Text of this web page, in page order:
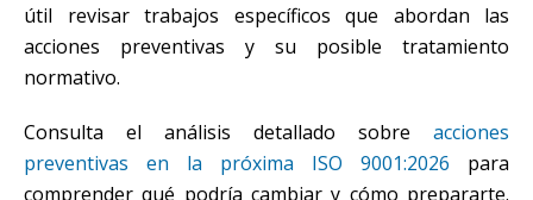
útil revisar trabajos específicos que abordan las
acciones preventivas y su posible tratamiento
normativo.
Consulta el análisis detallado sobre acciones
preventivas en la próxima ISO 9001:2026 para
comprender qué podría cambiar y cómo prepararte.